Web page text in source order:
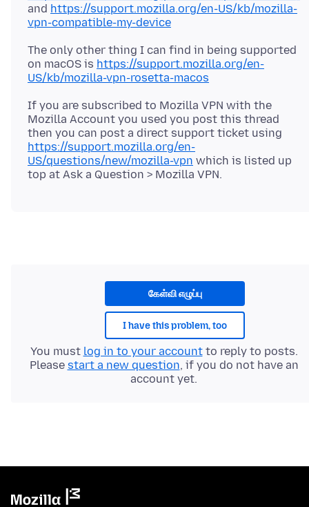
and https://support.mozilla.org/en-US/kb/mozilla-
vpn-compatible-my-device
The only other thing I can find in being supported
on macOS is https://support.mozilla.org/en-
US/kb/mozilla-vpn-rosetta-macos
If you are subscribed to Mozilla VPN with the
Mozilla Account you used you post this thread
then you can post a direct support ticket using
https://support.mozilla.org/en-
US/questions/new/mozilla-vpn which is listed up
கேள்வி எழுப்பு
I have this problem, too
You must log in to your accountto reply to posts.
Please start a new question, if you do not have an
account yet.